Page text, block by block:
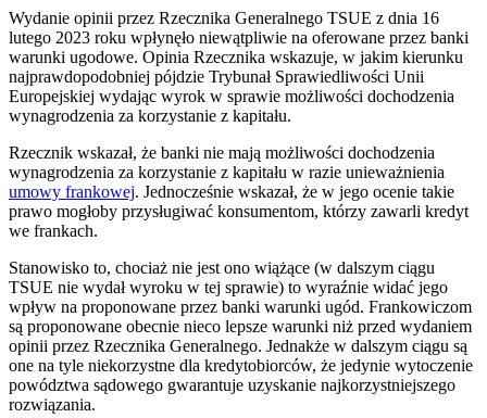
Wydanie opinii przez Rzecznika Generalnego TSUE z dnia 16
lutego 2023 roku wpłynęło niewątpliwie na oferowane przez banki
warunki ugodowe. Opinia Rzecznika wskazuje, w jakim kierunku
najprawdopodobniej pójdzie Trybunał Sprawiedliwości Unii
Europejskiej wydając wyrok w sprawie możliwości dochodzenia
wynagrodzenia za korzystanie z kapitału.
Rzecznik wskazał, że banki nie mają możliwości dochodzenia
wynagrodzenia za korzystanie z kapitału w razie unieważnienia
umowy frankowej. Jednocześnie wskazał, że w jego ocenie takie
prawo mogłoby przysługiwać konsumentom, którzy zawarli kredyt
we frankach.
Stanowisko to, chociaż nie jest ono wiążące (w dalszym ciągu
TSUE nie wydał wyroku w tej sprawie) to wyraźnie widać jego
wpływ na proponowane przez banki warunki ugód. Frankowiczom
są proponowane obecnie nieco lepsze warunki niż przed wydaniem
opinii przez Rzecznika Generalnego. Jednakże w dalszym ciągu są
one na tyle niekorzystne dla kredytobiorców, że jedynie wytoczenie
powództwa sądowego gwarantuje uzyskanie najkorzystniejszego
rozwiązania.